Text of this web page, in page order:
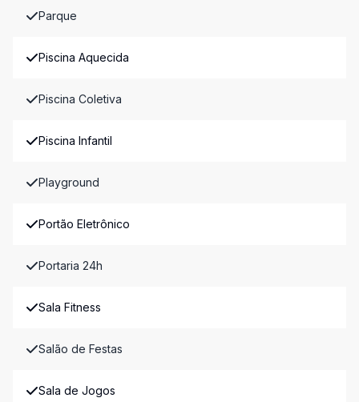
Parque
Piscina Aquecida
Piscina Coletiva
Piscina Infantil
Playground
Portão Eletrônico
Portaria 24h
Sala Fitness
Salão de Festas
Sala de Jogos